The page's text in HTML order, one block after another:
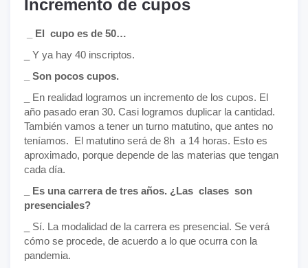
Incremento de cupos
_ El cupo es de 50…
_ Y ya hay 40 inscriptos.
_ Son pocos cupos.
_ En realidad logramos un incremento de los cupos. El
año pasado eran 30. Casi logramos duplicar la cantidad.
También vamos a tener un turno matutino, que antes no
teníamos. El matutino será de 8h a 14 horas. Esto es
aproximado, porque depende de las materias que tengan
cada día.
_ Es una carrera de tres años. ¿Las clases son
presenciales?
_ Sí. La modalidad de la carrera es presencial. Se verá
cómo se procede, de acuerdo a lo que ocurra con la
pandemia.